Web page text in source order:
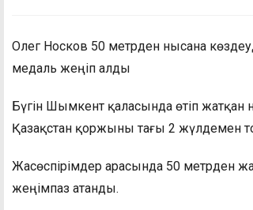
Олег Носков 50 метрден нысана
медаль жеңіп алды
Бүгін Шымкент қаласында өтіп
Қазақстан қоржыны тағы 2 жүлдемен
Жасөспірімдер арасында 50 метрден
жеңімпаз атанды.